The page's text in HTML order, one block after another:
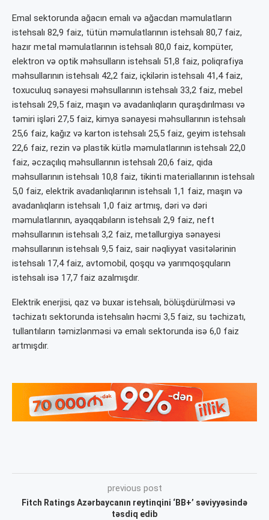
Emal sektorunda ağacın emalı və ağacdan məmulatların
istehsalı 82,9 faiz, tütün məmulatlarının istehsalı 80,7 faiz,
hazır metal məmulatlarının istehsalı 80,0 faiz, kompüter,
elektron və optik məhsulların istehsalı 51,8 faiz, poliqrafiya
məhsullarının istehsalı 42,2 faiz, içkilərin istehsalı 41,4 faiz,
toxuculuq sənayesi məhsullarının istehsalı 33,2 faiz, mebel
istehsalı 29,5 faiz, maşın və avadanlıqların quraşdırılması və
təmiri işləri 27,5 faiz, kimya sənayesi məhsullarının istehsalı
25,6 faiz, kağız və karton istehsalı 25,5 faiz, geyim istehsalı
22,6 faiz, rezin və plastik kütlə məmulatlarının istehsalı 22,0
faiz, əczaçılıq məhsullarının istehsalı 20,6 faiz, qida
məhsullarının istehsalı 10,8 faiz, tikinti materiallarının istehsalı
5,0 faiz, elektrik avadanlıqlarının istehsalı 1,1 faiz, maşın və
avadanlıqların istehsalı 1,0 faiz artmış, dəri və dəri
məmulatlarının, ayaqqabıların istehsalı 2,9 faiz, neft
məhsullarının istehsalı 3,2 faiz, metallurgiya sənayesi
məhsullarının istehsalı 9,5 faiz, sair nəqliyyat vasitələrinin
istehsalı 17,4 faiz, avtomobil, qoşqu və yarımqoşquların
istehsalı isə 17,7 faiz azalmışdır.
Elektrik enerjisi, qaz və buxar istehsalı, bölüşdürülməsi və
təchizatı sektorunda istehsalın həcmi 3,5 faiz, su təchizatı,
tullantıların təmizlənməsi və emalı sektorunda isə 6,0 faiz
artmışdır.
previous post
Fitch Ratings Azərbaycanın reytinqini ‘BB+’ səviyyəsində
təsdiq edib